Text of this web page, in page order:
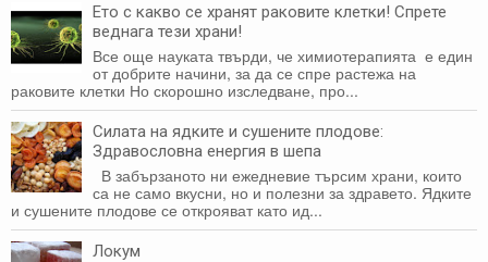
Ето с какво се хранят раковите клетки! Спрете
веднага тези храни!
Все още науката твърди, че химиотерапията е един
от добрите начини, за да се спре растежа на
раковите клетки Но скорошно изследване, про...
Силата на ядките и сушените плодове:
Здравословна енергия в шепа
В забързаното ни ежедневие търсим храни, които
са не само вкусни, но и полезни за здравето. Ядките
и сушените плодове се открояват като ид...
Локум